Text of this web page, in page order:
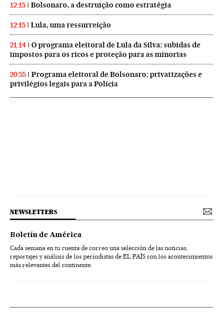
12:15 Bolsonaro, a destruição como estratégia
12:15 Lula, uma ressurreição
21:14
O programa eleitoral de Lula da Silva: subidas de
impostos para os ricos e proteção para as minorias
20:55
Programa eleitoral de Bolsonaro: privatizações e
privilégios legais para a Polícia
NEWSLETTERS
Boletín de América
Cada semana en tu cuenta de correo una selección de las noticias,
reportajes y análisis de los periodistas de EL PAÍS con los acontecimientos
más relevantes del continente.